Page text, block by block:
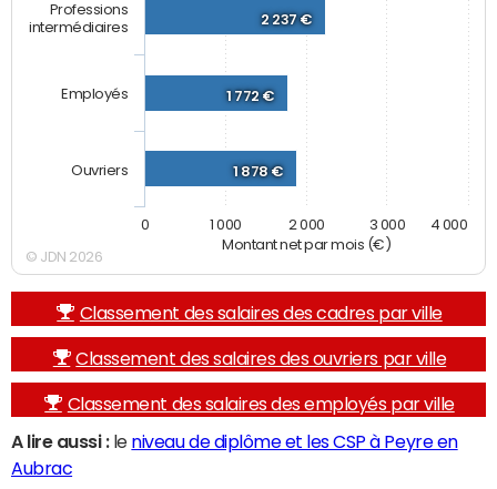
Montant net par mois (€)
2 237 €
1 772 €
1 878 €
Professions
intermédiaires
Employés
Ouvriers
0 1 000 2 000 3 000 4 000
© JDN 2026
Classement des salaires des cadres par ville
Classement des salaires des ouvriers par ville
Classement des salaires des employés par ville
A lire aussi :le niveau de diplôme et les CSP à Peyre en
Aubrac